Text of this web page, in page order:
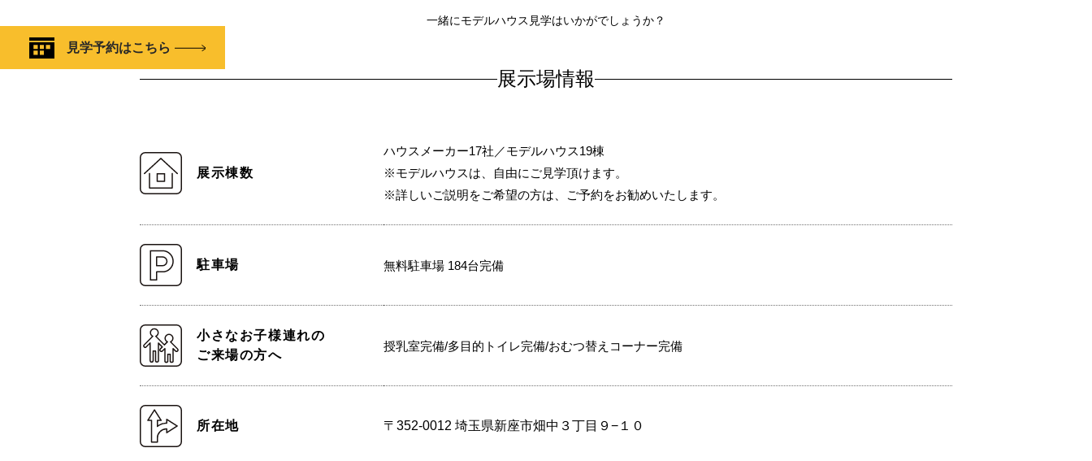
一緒にモデルハウス見学はいかがでしょうか？
見学予約はこちら
展示場情報
展示棟数
ハウスメーカー17社／モデルハウス19棟
※モデルハウスは、自由にご見学頂けます。
※詳しいご説明をご希望の方は、ご予約をお勧めいたします。
駐車場 無料駐車場 184台完備
小さなお子様連れの
ご来場の方へ
授乳室完備/多目的トイレ完備/おむつ替えコーナー完備
所在地 〒352-0012 埼玉県新座市畑中３丁目９−１０